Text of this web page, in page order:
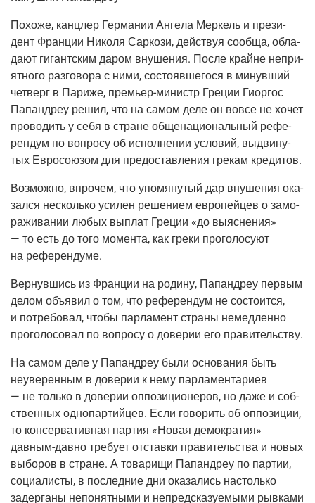
Похо­же, канц­лер Гер­ма­нии Анге­ла Мер­кель и пре­зи­
дент Фран­ции Нико­ля Сар­ко­зи, дей­ствуя сооб­ща, обла­
да­ют гигант­ским даром вну­ше­ния. После крайне непри­
ят­но­го раз­го­во­ра с ними, состо­яв­ше­го­ся в минув­ший
чет­верг в Пари­же, пре­мьер-министр Гре­ции Гиор­гос
Папан­дреу решил, что на самом деле он вовсе не хочет
про­во­дить у себя в стране обще­на­ци­о­наль­ный рефе­
рен­дум по вопро­су об испол­не­нии усло­вий, выдви­ну­
тых Евро­со­ю­зом для предо­став­ле­ния гре­кам кредитов.
Воз­мож­но, впро­чем, что упо­мя­ну­тый дар вну­ше­ния ока­
зал­ся несколь­ко уси­лен реше­ни­ем евро­пей­цев о замо­
ра­жи­ва­нии любых выплат Гре­ции «до выяс­не­ния»
— то есть до того момен­та, как гре­ки про­го­ло­су­ют
на референдуме.
Вер­нув­шись из Фран­ции на роди­ну, Папан­дреу пер­вым
делом объ­явил о том, что рефе­рен­дум не состо­ит­ся,
и потре­бо­вал, что­бы пар­ла­мент стра­ны немед­лен­но
про­го­ло­со­вал по вопро­су о дове­рии его правительству.
На самом деле у Папан­дреу были осно­ва­ния быть
неуве­рен­ным в дове­рии к нему пар­ла­мен­та­ри­ев
— не толь­ко в дове­рии оппо­зи­ци­о­не­ров, но даже и соб­
ствен­ных одно­пар­тий­цев. Если гово­рить об оппо­зи­ции,
то кон­сер­ва­тив­ная пар­тия «Новая демо­кра­тия»
дав­ным-дав­но тре­бу­ет отстав­ки пра­ви­тель­ства и новых
выбо­ров в стране. А това­ри­щи Папан­дреу по пар­тии,
соци­а­ли­сты, в послед­ние дни ока­за­лись настоль­ко
задер­га­ны непо­нят­ны­ми и непред­ска­зу­е­мы­ми рыв­ка­ми